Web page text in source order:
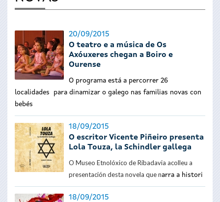
está
aquí
20/09/2015
O teatro e a música de Os
Axóuxeres chegan a Boiro e
Ourense
O programa está a percorrer 26
localidades
para dinamizar o galego nas familias novas con
bebés
18/09/2015
O escritor Vicente Piñeiro presenta
Lola Touza, la Schindler gallega
O Museo Etnolóxico de Ribadavia acolleu a
presentación desta novela que narra a histori
18/09/2015